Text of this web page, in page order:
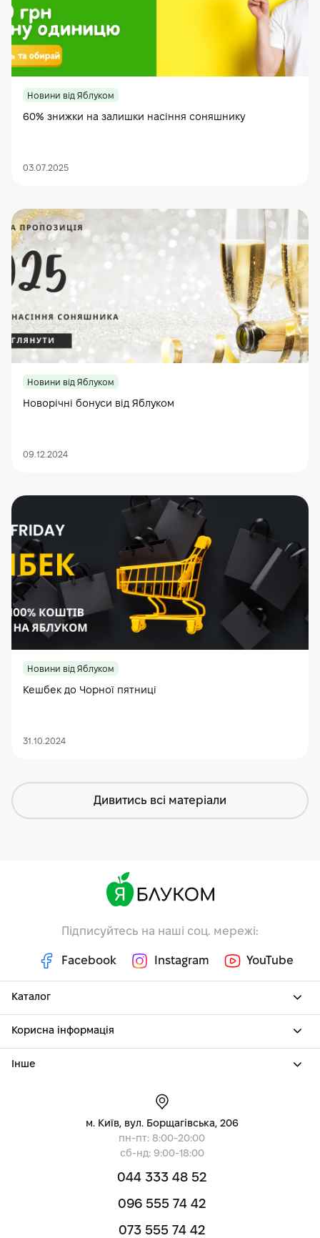
Новини від Яблуком
60% знижки на залишки насіння соняшнику
03.07.2025
Новини від Яблуком
Новорічні бонуси від Яблуком
09.12.2024
Новини від Яблуком
Кешбек до Чорної пятниці
31.10.2024
Дивитись всі матеріали
Підписуйтесь на наші соц. мережі:
Facebook Instagram YouTube
Каталог
Корисна інформація
Інше
м. Київ, вул. Борщагівська, 206
пн-пт: 8:00-20:00
сб-нд: 9:00-18:00
044 333 48 52
096 555 74 42
073 555 74 42